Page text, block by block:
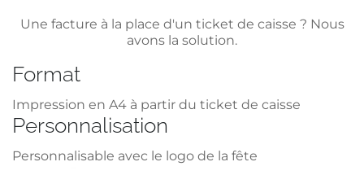
Une facture à la place d'un ticket de caisse ? Nous
avons la solution.
Format
Impression en A4 à partir du ticket de caisse
Personnalisation
Personnalisable avec le logo de la fête